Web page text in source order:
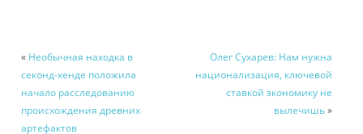
« Необычная находка в
секонд-хенде положила
начало расследованию
происхождения древних
артефактов
Олег Сухарев: Нам нужна
национализация, ключевой
ставкой экономику не
вылечишь»